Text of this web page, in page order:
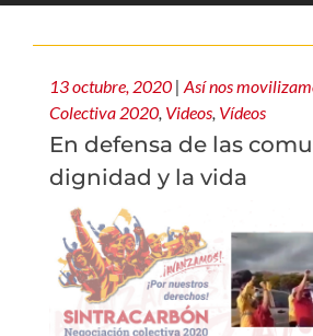
13 octubre, 2020 | Así nos
Colectiva 2020, Videos, Vídeos
En defensa de las
dignidad y la vida